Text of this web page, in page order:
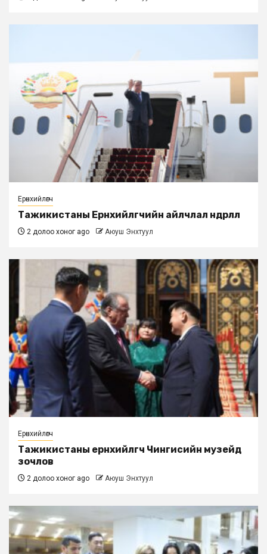
Ерөнхийлөгч
Тажикистаны Ерөнхийлөгчийн айлчлал өндөрлөлөө
2 долоо хоног ago Аюуш Энхтуул
Ерөнхийлөгч
Тажикистаны ерөнхийлөгч Чингисийн музейд
зочлов
2 долоо хоног ago Аюуш Энхтуул